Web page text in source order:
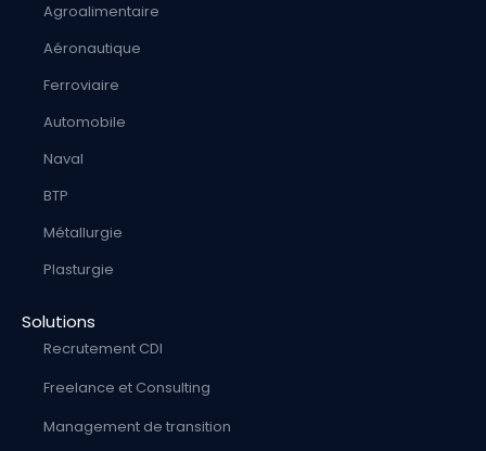
Agroalimentaire
Aéronautique
Ferroviaire
Automobile
Naval
BTP
Métallurgie
Plasturgie
Solutions
Recrutement CDI
Freelance et Consulting
Management de transition